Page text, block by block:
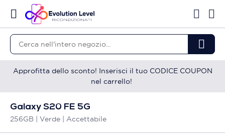
Approfitta dello sconto! Inserisci il tuo CODICE COUPON
nel carrello!
Galaxy S20 FE 5G
256GB | Verde | Accettabile